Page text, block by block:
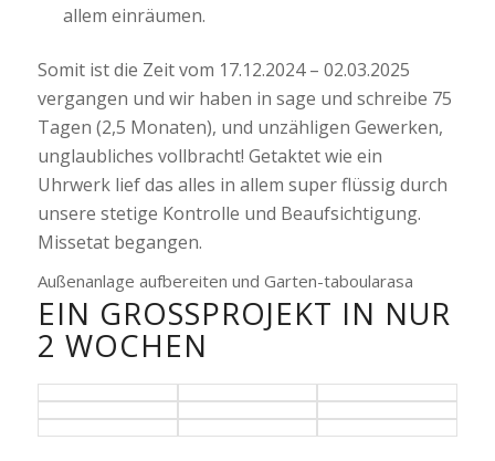
allem einräumen.
Somit ist die Zeit vom 17.12.2024 – 02.03.2025
vergangen und wir haben in sage und schreibe 75
Tagen (2,5 Monaten), und unzähligen Gewerken,
unglaubliches vollbracht! Getaktet wie ein
Uhrwerk lief das alles in allem super flüssig durch
unsere stetige Kontrolle und Beaufsichtigung.
Missetat begangen.
Außenanlage aufbereiten und Garten-taboularasa
EIN GROSSPROJEKT IN NUR 2
WOCHEN